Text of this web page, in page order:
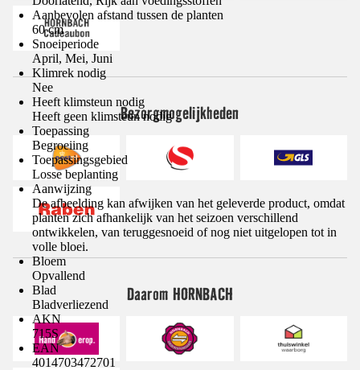
Aanbevolen afstand tussen de planten
60 cm
Snoeiperiode
April, Mei, Juni
Klimrek nodig
Nee
Heeft klimsteun nodig
Heeft geen klimsteun nodig
Toepassing
Begroeiing
Toepassingsgebied
Losse beplanting
Aanwijzing
De afbeelding kan afwijken van het geleverde product, omdat
planten zich afhankelijk van het seizoen verschillend
ontwikkelen, van teruggesnoeid of nog niet uitgelopen tot in
volle bloei.
Bloem
Opvallend
Blad
Bladverliezend
AKN
715S
EAN
4014703472701
Bezorgmogelijkheden
Daarom HORNBACH